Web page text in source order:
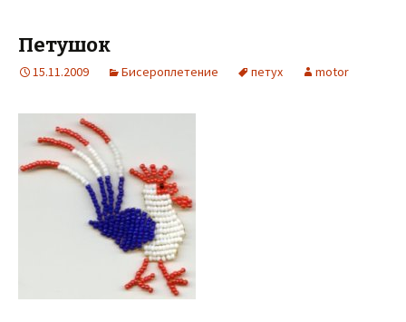
Петушок
15.11.2009 Бисероплетение петух motor